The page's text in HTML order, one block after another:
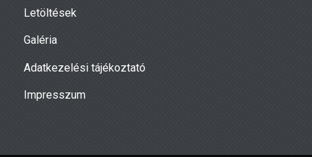
Letöltések
Galéria
Adatkezelési tájékoztató
Impresszum